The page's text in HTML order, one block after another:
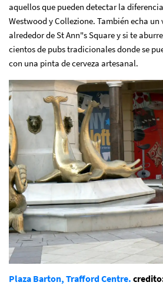
aquellos que pueden detectar la
Westwood y Collezione. También echa un
alrededor de St Ann"s Square y si te
cientos de pubs tradicionales donde se
con una pinta de cerveza artesanal.
Plaza Barton, Trafford Centre.